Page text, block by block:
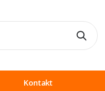
Kontakt